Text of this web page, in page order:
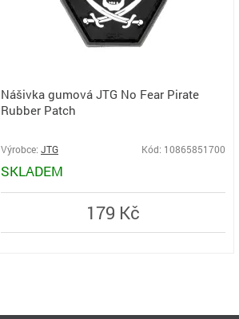
Nášivka gumová JTG No Fear Pirate
Rubber Patch
Výrobce: JTG Kód: 10865851700
SKLADEM
179 Kč